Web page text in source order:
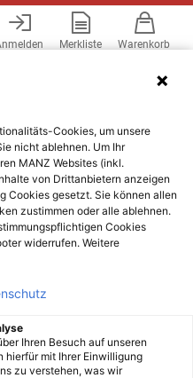
Merkliste Warenkorb
Cookies, um unsere
nicht ablehnen. Um Ihr
MANZ Websites (inkl.
von Drittanbietern anzeigen
Cookies gesetzt. Sie können allen
zustimmen oder alle ablehnen.
Cookies
widerrufen. Weitere
Ihren Besuch auf unseren
hierfür mit Ihrer Einwilligung
zu verstehen, was wir